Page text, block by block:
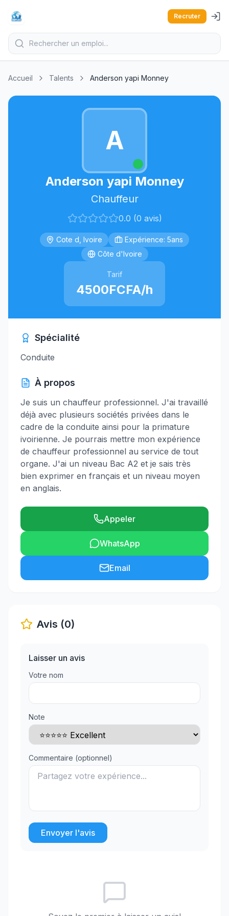
Recruter
Accueil Talents Anderson yapi Monney
A
Anderson yapi Monney
Chauffeur
0.0 (0 avis)
Cote d, Ivoire
Expérience: 5ans
Côte d'Ivoire
Tarif
4500FCFA/h
Spécialité
Conduite
À propos
Je suis un chauffeur professionnel. J'ai travaillé
déjà avec plusieurs sociétés privées dans le
cadre de la conduite ainsi pour la primature
ivoirienne. Je pourrais mettre mon expérience
de chauffeur professionnel au service de tout
organe. J'ai un niveau Bac A2 et je sais très
bien exprimer en français et un niveau moyen
en anglais.
Appeler
WhatsApp
Email
Avis (0)
Laisser un avis
Votre nom
Note
Commentaire (optionnel)
Envoyer l'avis